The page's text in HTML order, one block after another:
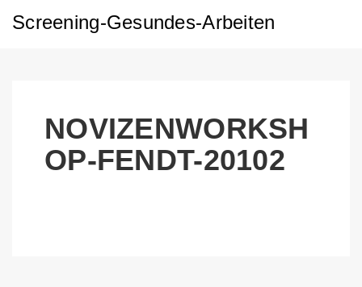
Screening-Gesundes-Arbeiten
NOVIZENWORKSH
OP-FENDT-20102